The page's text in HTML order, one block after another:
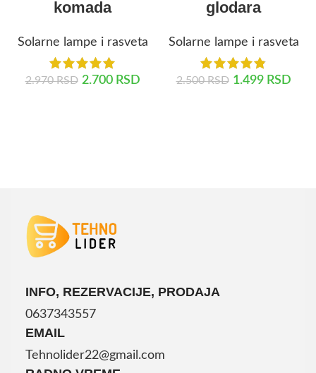
komada
Solarne lampe i rasveta
2.970RSD 2.700 RSD
glodara
Solarne lampe i rasveta
2.500RSD 1.499 RSD
INFO, REZERVACIJE, PRODAJA
0637343557
EMAIL
Tehnolider22@gmail.com